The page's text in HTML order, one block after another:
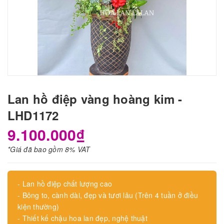
Lan hồ điệp vàng hoàng kim -
LHD1172
9.100.000₫
*Giá đã bao gồm 8% VAT
- Lan hồ điệp chất lượng cao
- Bông to, cành dài, đẹp và tươi lâu (Trên 4 tuần ở điều
kiện thường)
- Thiết kế chậu hoa lan đẹp, nghệ thuật